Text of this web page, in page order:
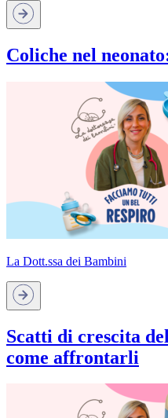
Coliche nel
La Dott.ssa dei Bambini
Scatti di crescita
come affrontarli